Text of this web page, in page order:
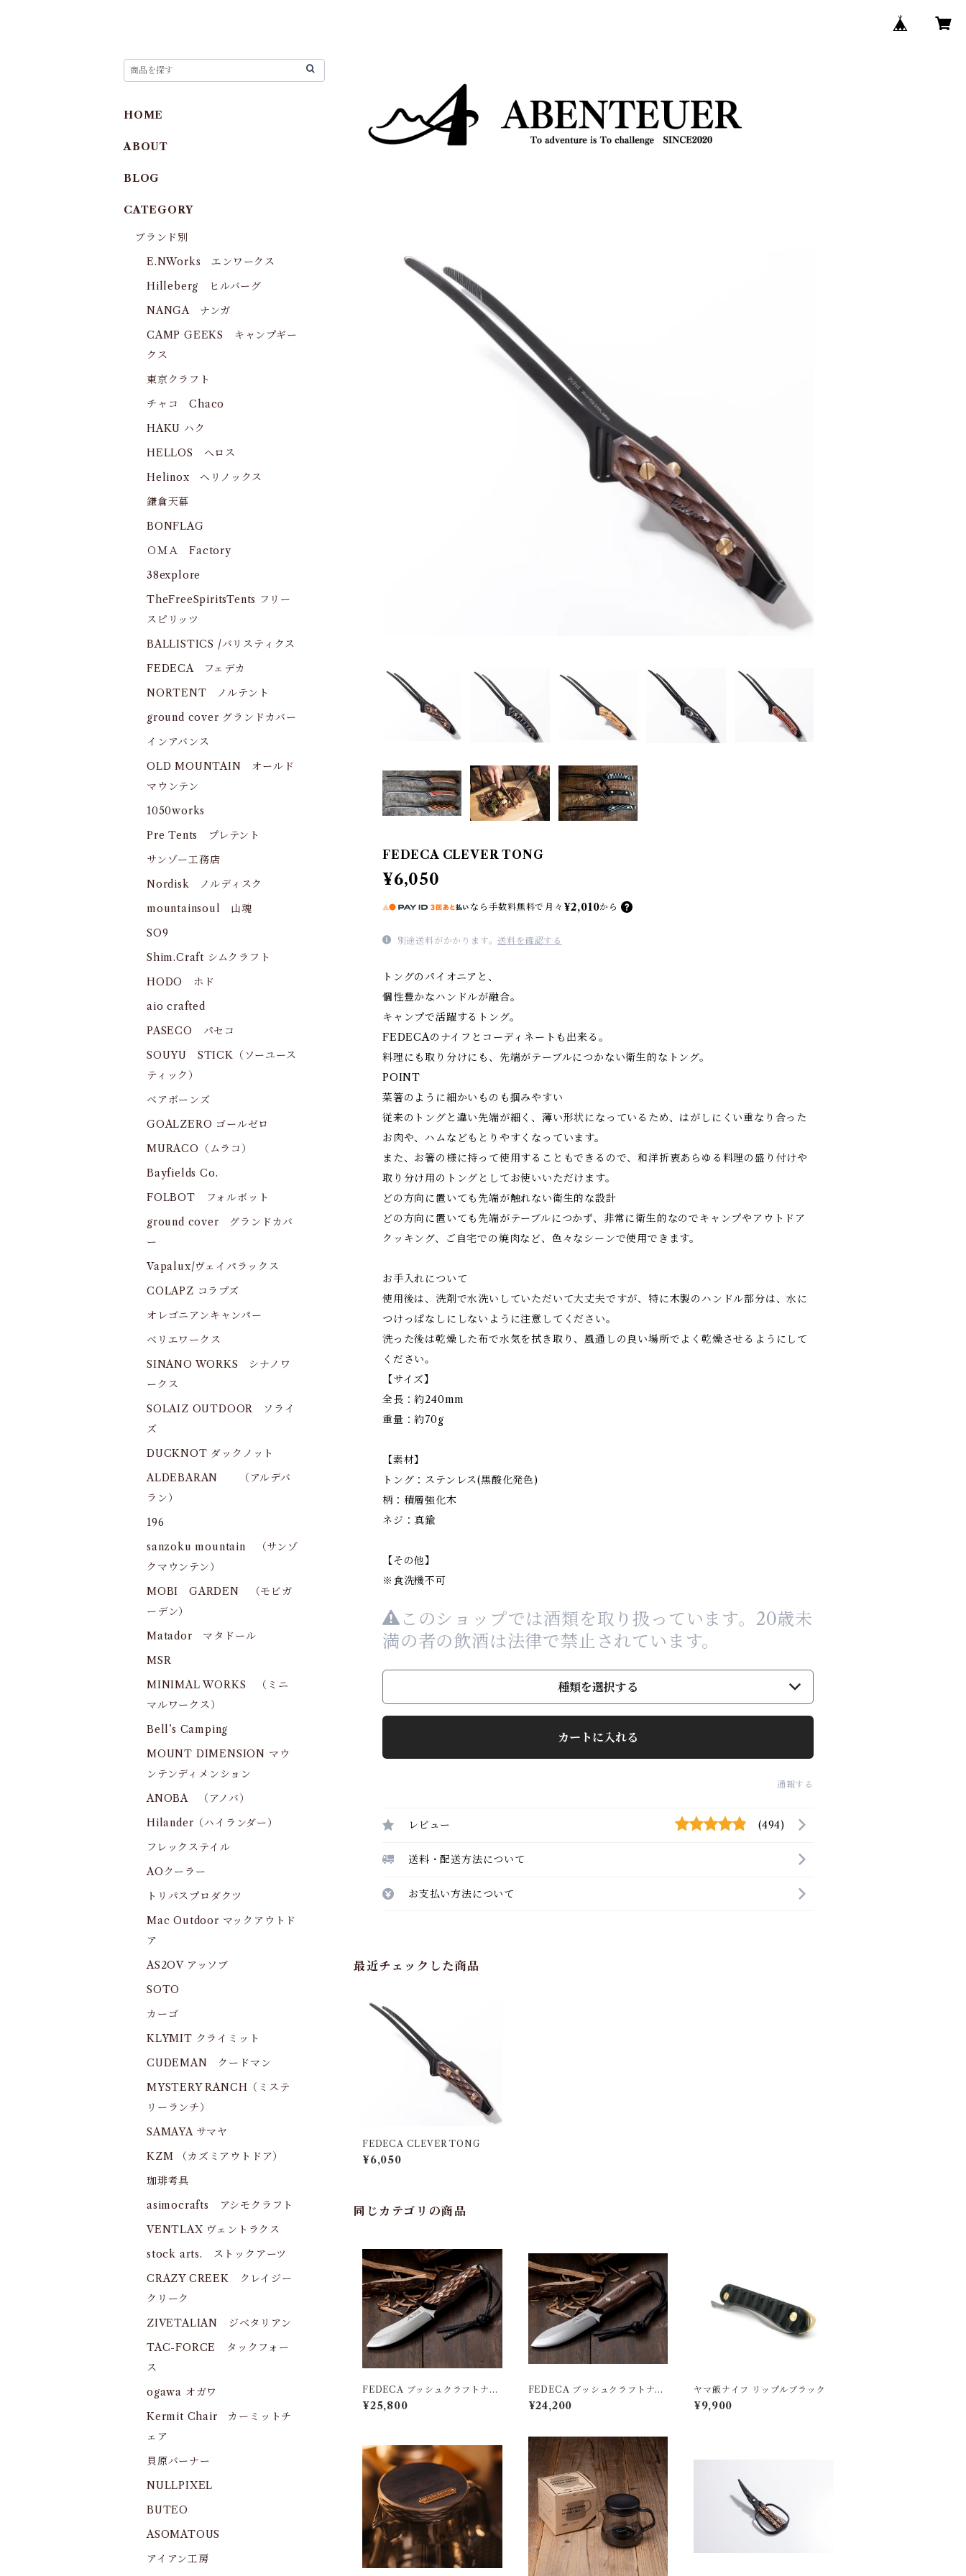
FEDECA CLEVER TONG
¥6,050
なら 手数料無料で 月々 ¥2,010から
別途送料がかかります。送料を確認する
トングのパイオニアと、
個性豊かなハンドルが融合。
キャンプで活躍するトング。
FEDECAのナイフとコーディネートも出来る。
料理にも取り分けにも、先端がテーブルにつかない衛生的なトング。
POINT
菜箸のように細かいものも掴みやすい
従来のトングと違い先端が細く、薄い形状になっているため、はがしにくい重なり合った
お肉や、ハムなどもとりやすくなっています。
また、お箸の様に持って使用することもできるので、和洋折衷あらゆる料理の盛り付けや
取り分け用のトングとしてお使いいただけます。
どの方向に置いても先端が触れない衛生的な設計
どの方向に置いても先端がテーブルにつかず、非常に衛生的なのでキャンプやアウトドア
クッキング、ご自宅での焼肉など、色々なシーンで使用できます。
お手入れについて
使用後は、洗剤で水洗いしていただいて大丈夫ですが、特に木製のハンドル部分は、水に
つけっぱなしにしないように注意してください。
洗った後は乾燥した布で水気を拭き取り、風通しの良い場所でよく乾燥させるようにして
ください。
【サイズ】
全長：約240mm
重量：約70g
【素材】
トング：ステンレス(黒酸化発色)
柄：積層強化木
ネジ：真鍮
【その他】
※食洗機不可
このショップでは酒類を取り扱っています。20歳未
満の者の飲酒は法律で禁止されています。
種類を選択する
カートに入れる
通報する
レビュー (494)
送料・配送方法について
お支払い方法について
最近チェックした商品
FEDECA CLEVER TONG
¥6,050
同じカテゴリの商品
FEDECA ブッシュクラフトナイ
フ
¥25,800
FEDECA ブッシュクラフトナイ
フ
¥24,200
ヤマ飯ナイフ リップルブラック
¥9,900
HOME
ABOUT
BLOG
CATEGORY
ブランド別
E.NWorks エンワークス
Hilleberg ヒルバーグ
NANGA ナンガ
CAMP GEEKS キャンプギー
クス
東京クラフト
チャコ Chaco
HAKU ハク
HELLOS へロス
Helinox ヘリノックス
鎌倉天幕
BONFLAG
ＯＭＡ Factory
38explore
TheFreeSpiritsTents フリー
スピリッツ
BALLISTICS /バリスティクス
FEDECA フェデカ
NORTENT ノルテント
ground cover グランドカバー
インアバンス
OLD MOUNTAIN オールド
マウンテン
1050works
Pre Tents プレテント
サンゾー工務店
Nordisk ノルディスク
mountainsoul 山魂
SO9
Shim.Craft シムクラフト
HODO ホド
aio crafted
PASECO パセコ
SOUYU STICK（ソーユース
ティック）
ベアボーンズ
GOALZERO ゴールゼロ
MURACO（ムラコ）
Bayfields Co.
FOLBOT フォルボット
ground cover グランドカバ
ー
Vapalux/ヴェイパラックス
COLAPZ コラプズ
オレゴニアンキャンパー
ベリエワークス
SINANO WORKS シナノワ
ークス
SOLAIZ OUTDOOR ソライ
ズ
DUCKNOT ダックノット
ALDEBARAN （アルデバ
ラン）
196
sanzoku mountain （サンゾ
クマウンテン）
MOBI GARDEN （モビガ
ーデン）
Matador マタドール
MSR
MINIMAL WORKS （ミニ
マルワークス）
Bell’s Camping
MOUNT DIMENSION マウ
ンテンディメンション
ANOBA （アノバ）
Hilander（ハイランダー）
フレックステイル
AOクーラー
トリパスプロダクツ
Mac Outdoor マックアウトド
ア
AS2OV アッソブ
SOTO
カーゴ
KLYMIT クライミット
CUDEMAN クードマン
MYSTERY RANCH（ミステ
リーランチ）
SAMAYA サマヤ
KZM （カズミアウトドア）
珈琲考具
asimocrafts アシモクラフト
VENTLAX ヴェントラクス
stock arts. ストックアーツ
CRAZY CREEK クレイジー
クリーク
ZIVETALIAN ジベタリアン
TAC-FORCE タックフォー
ス
ogawa オガワ
Kermit Chair カーミットチ
ェア
貝原バーナー
NULLPIXEL
BUTEO
ASOMATOUS
アイアン工房